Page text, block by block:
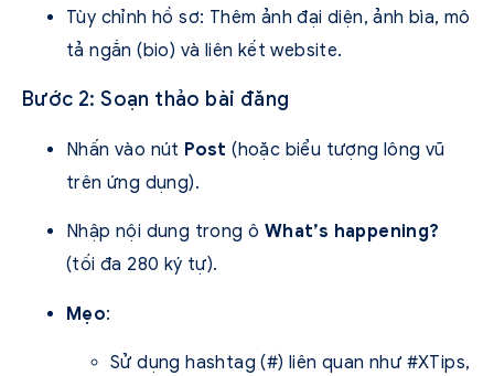
Tùy chỉnh hồ sơ: Thêm ảnh đại diện, ảnh bìa, mô
tả ngắn (bio) và liên kết website.
Bước 2: Soạn thảo bài đăng
Nhấn vào nút Post (hoặc biểu tượng lông vũ
trên ứng dụng).
Nhập nội dung trong ô What’s happening?
(tối đa 280 ký tự).
Mẹo:
Sử dụng hashtag (#) liên quan như #XTips,